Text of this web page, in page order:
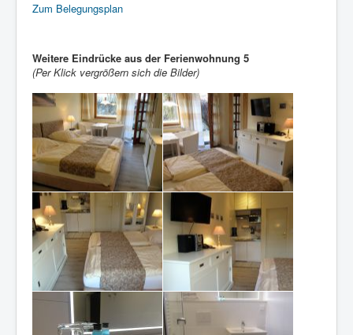
Zum Belegungsplan
Weitere Eindrücke aus der Ferienwohnung 5
(Per Klick vergrößern sich die Bilder)